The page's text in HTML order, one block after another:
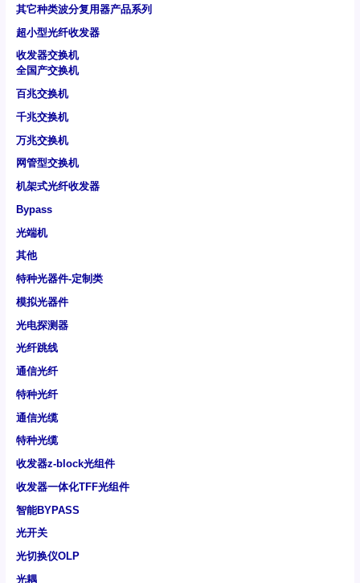
其它种类波分复用器产品系列
超小型光纤收发器
收发器交换机
全国产交换机
百兆交换机
千兆交换机
万兆交换机
网管型交换机
机架式光纤收发器
Bypass
光端机
其他
特种光器件-定制类
模拟光器件
光电探测器
光纤跳线
通信光纤
特种光纤
通信光缆
特种光缆
收发器z-block光组件
收发器一体化TFF光组件
智能BYPASS
光开关
光切换仪OLP
光耦